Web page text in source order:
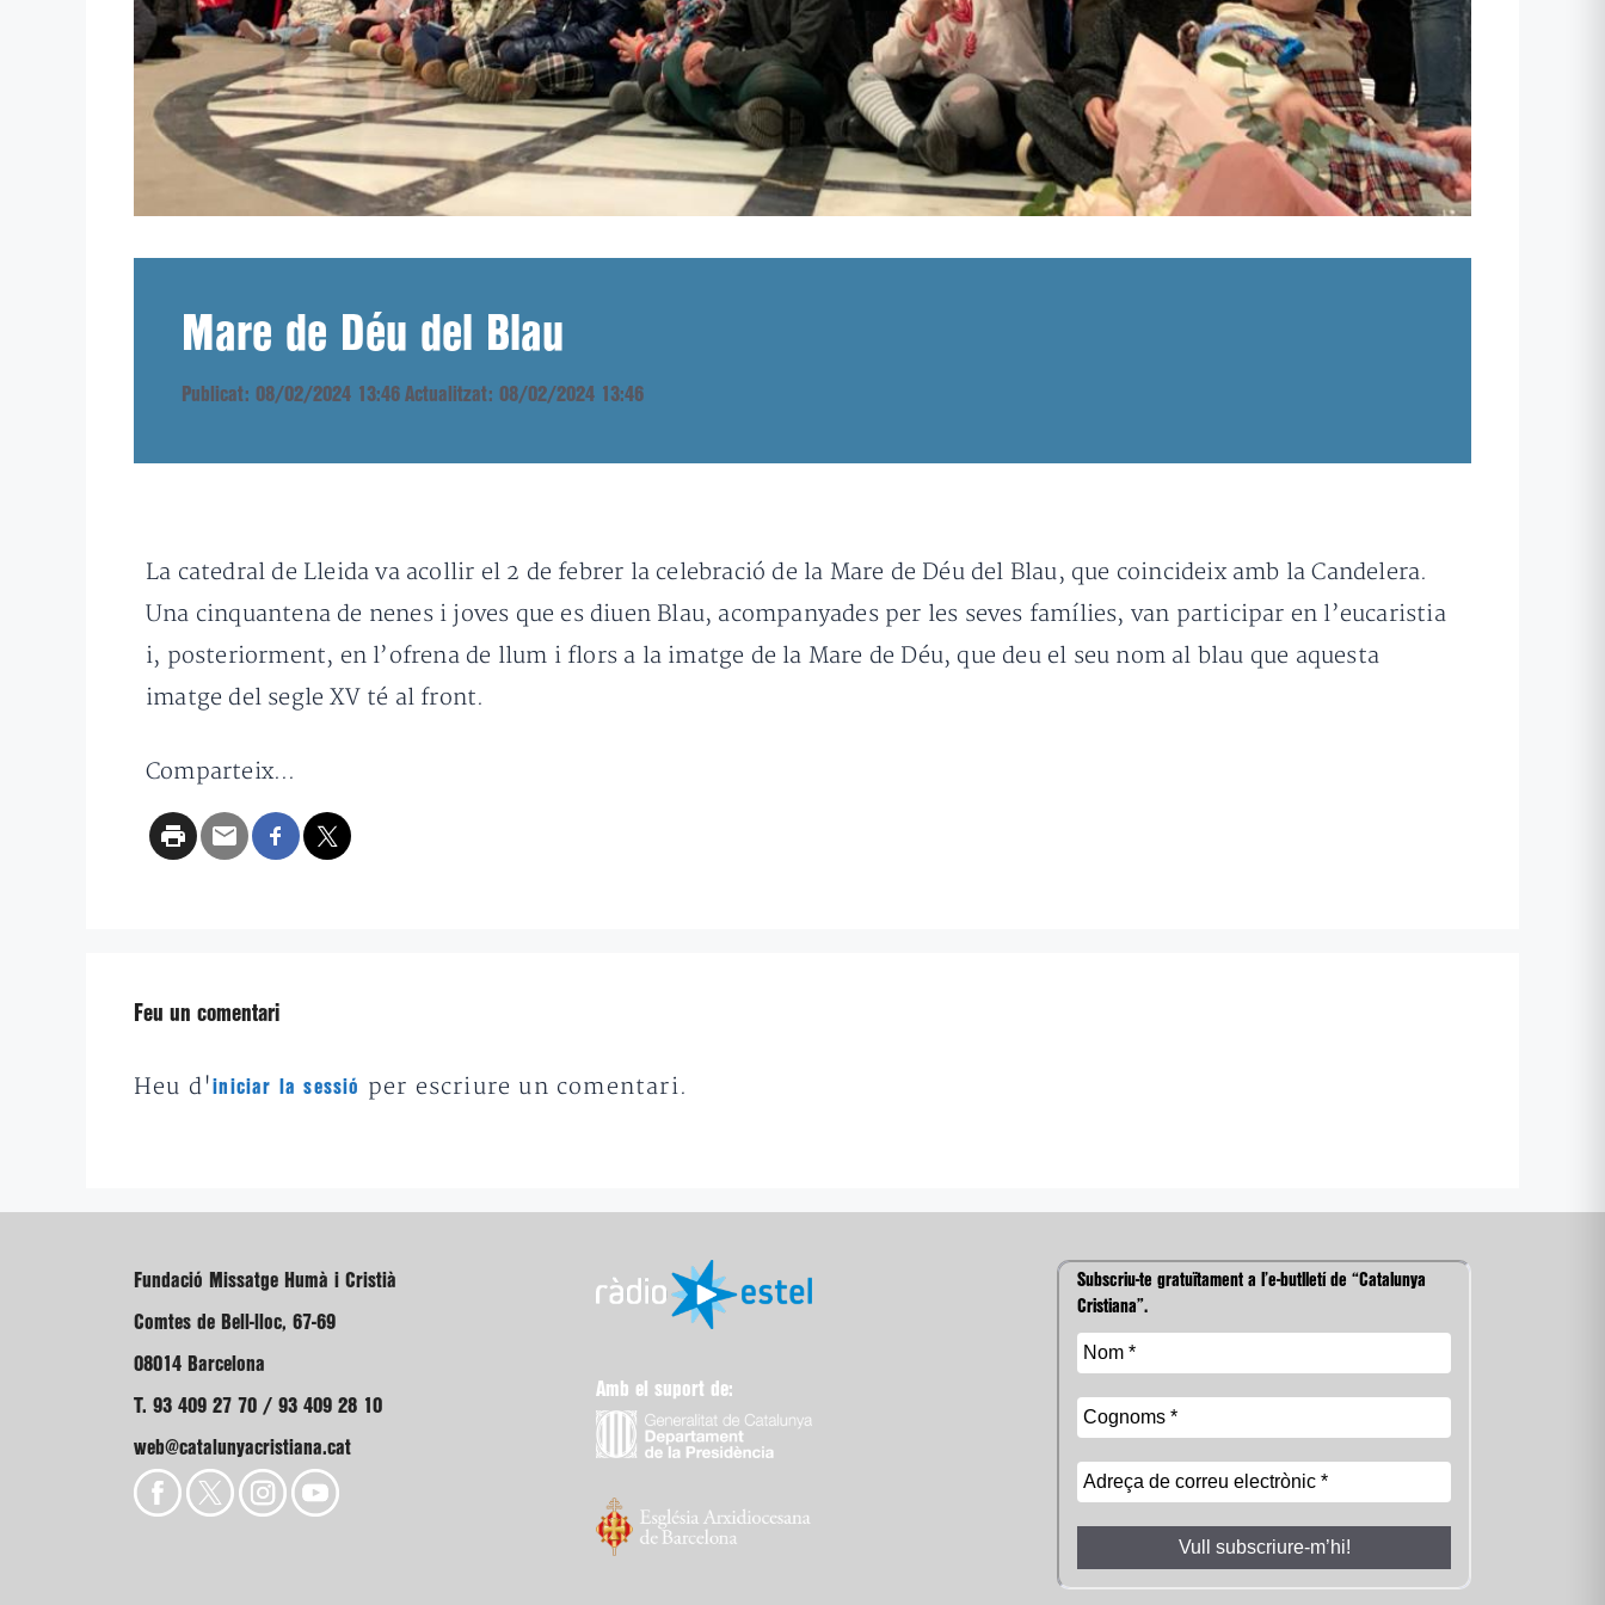
Mare de Déu del Blau
Publicat: 08/02/2024 13:46 Actualitzat: 08/02/2024 13:46
La catedral de Lleida va acollir el 2 de febrer la celebració de la Mare de Déu del Blau, que coincideix amb la Candelera.
Una cinquantena de nenes i joves que es diuen Blau, acompanyades per les seves famílies, van participar en l’eucaristia
i, posteriorment, en l’ofrena de llum i flors a la imatge de la Mare de Déu, que deu el seu nom al blau que aquesta
imatge del segle XV té al front.
Comparteix...
Feu un comentari
Heu d'iniciar la sessió per escriure un comentari.
Fundació Missatge Humà i Cristià
Comtes de Bell-lloc, 67-69
08014 Barcelona
T. 93 409 27 70 / 93 409 28 10
web@catalunyacristiana.cat
Amb el suport de:
Subscriu-te gratuïtament a l’e-butlletí de “Catalunya
Cristiana”.